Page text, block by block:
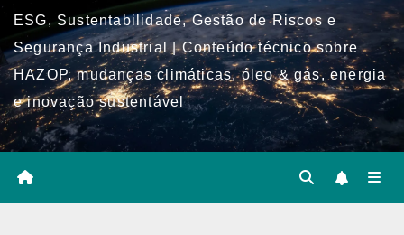
ESG, Sustentabilidade, Gestão de Riscos e
Segurança Industrial | Conteúdo técnico sobre
HAZOP, mudanças climáticas, óleo & gás, energia
e inovação sustentável